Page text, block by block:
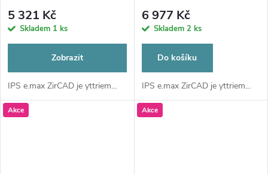
5 321 Kč
Skladem 1 ks
Zobrazit
IPS e.max ZirCAD je yttriem...
6 977 Kč
Skladem 2 ks
Do košíku
IPS e.max ZirCAD je yttriem...
Akce Akce